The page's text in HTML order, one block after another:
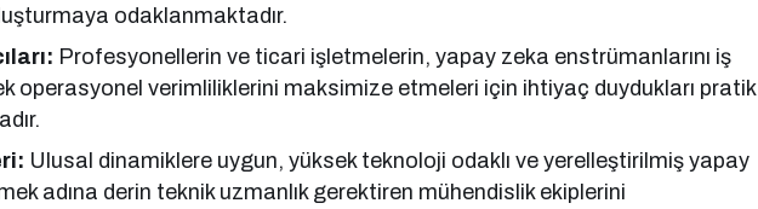
odaklanmaktadır.
Profesyonellerin ve ticari işletmelerin, yapay zeka enstrümanlarını iş
operasyonel verimliliklerini maksimize etmeleri için ihtiyaç duydukları pratik
Ulusal dinamiklere uygun, yüksek teknoloji odaklı ve yerelleştirilmiş yapay
adına derin teknik uzmanlık gerektiren mühendislik ekiplerini